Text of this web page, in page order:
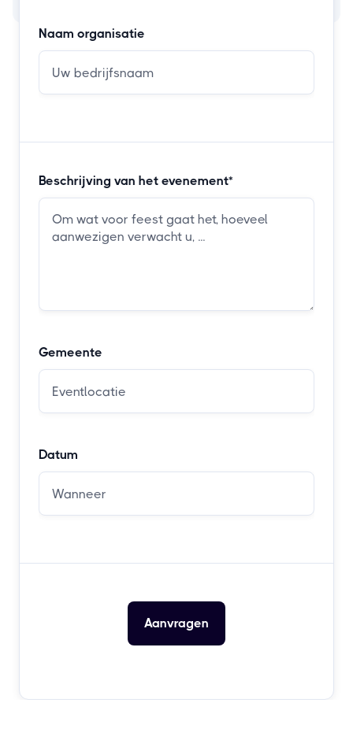
Naam organisatie
Beschrijving van het evenement*
Gemeente
Datum